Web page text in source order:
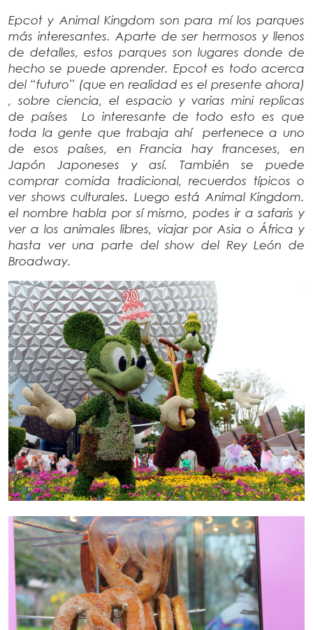
Epcot y Animal Kingdom son para mí los parques
más interesantes. Aparte de ser hermosos y llenos
de detalles, estos parques son lugares donde de
hecho se puede aprender. Epcot es todo acerca
del “futuro” (que en realidad es el presente ahora)
, sobre ciencia, el espacio y varias mini replicas
de países Lo interesante de todo esto es que
toda la gente que trabaja ahí pertenece a uno
de esos países, en Francia hay franceses, en
Japón Japoneses y así. También se puede
comprar comida tradicional, recuerdos típicos o
ver shows culturales. Luego está Animal Kingdom.
el nombre habla por sí mismo, podes ir a safaris y
ver a los animales libres, viajar por Asia o África y
hasta ver una parte del show del Rey León de
Broadway.